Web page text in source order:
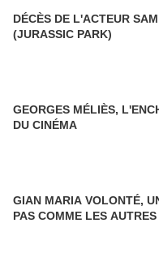
DÉCÈS DE L'ACTEUR
(JURASSIC PARK)
GEORGES MÉLIÈS,
DU CINÉMA
GIAN MARIA VOLONTÉ,
PAS COMME LES AUTRES